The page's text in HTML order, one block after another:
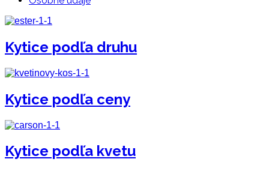
Kytice podľa druhu
Kytice podľa ceny
Kytice podľa kvetu